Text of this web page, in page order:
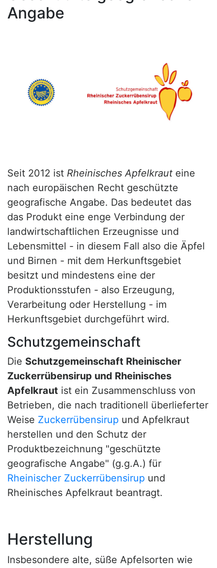
Angabe
Seit 2012 ist Rheinisches Apfelkraut eine
nach europäischen Recht geschützte
geografische Angabe. Das bedeutet das
das Produkt eine enge Verbindung der
landwirtschaftlichen Erzeugnisse und
Lebensmittel - in diesem Fall also die Äpfel
und Birnen - mit dem Herkunftsgebiet
besitzt und mindestens eine der
Produktionsstufen - also Erzeugung,
Verarbeitung oder Herstellung - im
Herkunftsgebiet durchgeführt wird.
Schutzgemeinschaft
Die Schutzgemeinschaft Rheinischer
Zuckerrübensirup und Rheinisches
Apfelkraut ist ein Zusammenschluss von
Betrieben, die nach traditionell überlieferter
Weise Zuckerrübensirup und Apfelkraut
herstellen und den Schutz der
Produktbezeichnung "geschützte
geografische Angabe" (g.g.A.) für
Rheinischer Zuckerrübensirup und
Rheinisches Apfelkraut beantragt.
Herstellung
Insbesondere alte, süße Apfelsorten wie